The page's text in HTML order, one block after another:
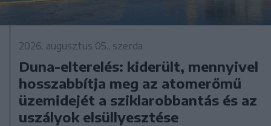
2026. augusztus 05., szerda
Duna-elterelés: kiderült, mennyivel
hosszabbítja meg az atomerőmű
üzemidejét a sziklarobbantás és az
uszályok elsüllyesztése